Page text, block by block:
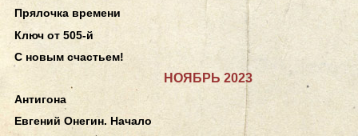
Прялочка времени
Ключ от 505-й
С новым счастьем!
НОЯБРЬ 2023
Антигона
Евгений Онегин. Начало